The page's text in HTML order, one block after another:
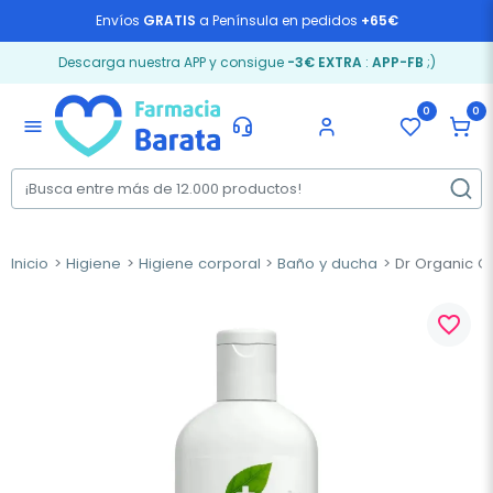
Envíos GRATIS a Península en pedidos +65€
Descarga nuestra APP y consigue -3€ EXTRA: APP-FB ;)
menu
0 0
Inicio Higiene Higiene corporal Baño y ducha Dr Organic
favorite_border